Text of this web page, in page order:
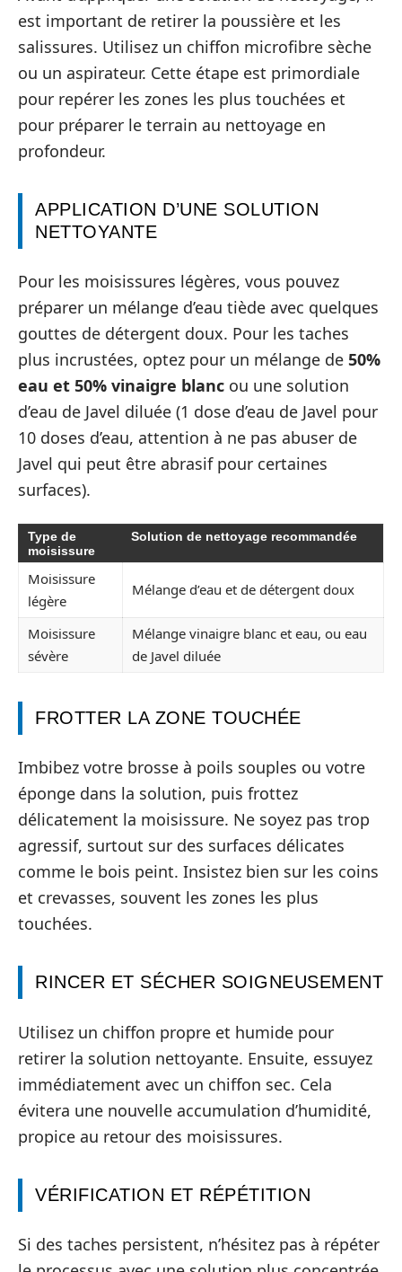
est important de retirer la poussière et les
salissures. Utilisez un chiffon microfibre sèche
ou un aspirateur. Cette étape est primordiale
pour repérer les zones les plus touchées et
pour préparer le terrain au nettoyage en
profondeur.
APPLICATION D’UNE SOLUTION
NETTOYANTE
Pour les moisissures légères, vous pouvez
préparer un mélange d’eau tiède avec quelques
gouttes de détergent doux. Pour les taches
plus incrustées, optez pour un mélange de 50%
eau et 50% vinaigre blanc ou une solution
d’eau de Javel diluée (1 dose d’eau de Javel pour
10 doses d’eau, attention à ne pas abuser de
Javel qui peut être abrasif pour certaines
surfaces).
Type de
moisissure
Solution de nettoyage recommandée
Moisissure
légère
Mélange d’eau et de détergent doux
Moisissure
sévère
Mélange vinaigre blanc et eau, ou eau
de Javel diluée
FROTTER LA ZONE TOUCHÉE
Imbibez votre brosse à poils souples ou votre
éponge dans la solution, puis frottez
délicatement la moisissure. Ne soyez pas trop
agressif, surtout sur des surfaces délicates
comme le bois peint. Insistez bien sur les coins
et crevasses, souvent les zones les plus
touchées.
RINCER ET SÉCHER SOIGNEUSEMENT
Utilisez un chiffon propre et humide pour
retirer la solution nettoyante. Ensuite, essuyez
immédiatement avec un chiffon sec. Cela
évitera une nouvelle accumulation d’humidité,
propice au retour des moisissures.
VÉRIFICATION ET RÉPÉTITION
Si des taches persistent, n’hésitez pas à répéter